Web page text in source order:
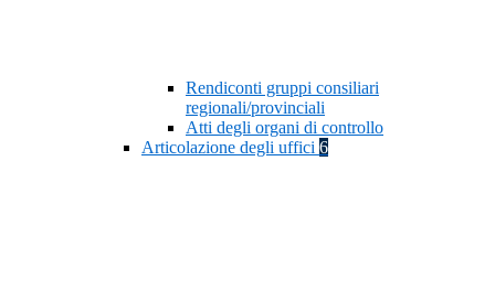
Rendiconti gruppi consiliari
regionali/provinciali
Atti degli organi di controllo
Articolazione degli uffici 6